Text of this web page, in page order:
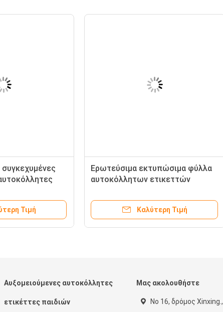
σας
Τιμή
Ερωτεύσιμα εκτυπώσιμα φύλλα
αυτοκόλλητων ετικεττών
ετικέττες παγωτού τοίχων των
Καλύτερη Τιμή
Αυξομειούμενες αυτοκόλλητες
ετικέττες παιδιών
Μας ακολουθήστε
Νο 16, δρόμος Xinxing.,